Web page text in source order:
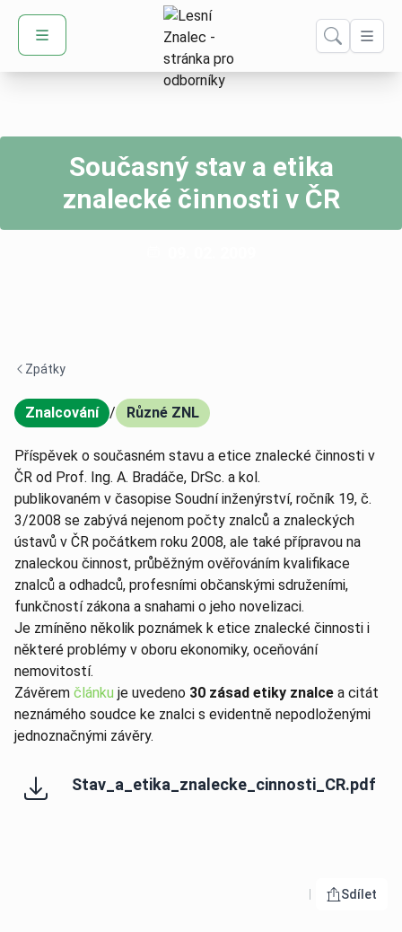
Domů – Lesní Znalec
Současný stav a etika
znalecké činnosti v ČR
Navigace zpět -
Zpátky
Znalcování
,
/ Různé ZNL
Příspěvek o současném stavu a etice znalecké činnosti v
ČR od Prof. Ing. A. Bradáče, DrSc. a kol.
publikovaném v časopise Soudní inženýrství, ročník 19, č.
3/2008 se zabývá nejenom počty znalců a znaleckých
ústavů v ČR počátkem roku 2008, ale také přípravou na
znaleckou činnost, průběžným ověřováním kvalifikace
znalců a odhadců, profesními občanskými sdruženími,
funkčností zákona a snahami o jeho novelizaci.
Je zmíněno několik poznámek k etice znalecké činnosti i
některé problémy v oboru ekonomiky, oceňování
nemovitostí.
Závěrem článku je uvedeno 30 zásad etiky znalce a citát
neznámého soudce ke znalci s evidentně nepodloženými
jednoznačnými závěry.
Stav_a_etika_znalecke_cinnosti_CR.pdf
Otevřít
Sdílet